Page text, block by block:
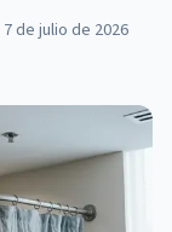
7 de julio de 2026